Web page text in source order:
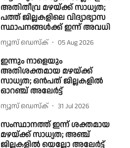
അതിതീവ്ര മഴയ്ക്ക് സാധ്യത;
പത്ത് ജില്ലകളിലെ വിദ്യാഭ്യാസ
സ്ഥാപനങ്ങൾക്ക് ഇന്ന് അവധി
ന്യൂസ് ഡെസ്ക് 05 Aug 2026
ഇന്നും നാളെയും
അതിശക്തമായ മഴയ്ക്ക്
സാധ്യത; ഒൻപത് ജില്ലകളിൽ
ഓറഞ്ച് അലേർട്ട്
ന്യൂസ് ഡെസ്ക് 31 Jul 2026
സംസ്ഥാനത്ത് ഇന്ന് ശക്തമായ
മഴയ്ക്ക് സാധ്യത; അഞ്ച്
ജില്ലകളിൽ യെല്ലോ അലേർട്ട്